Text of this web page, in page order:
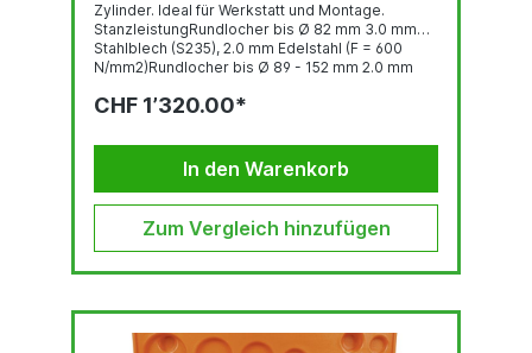
Zylinder. Ideal für Werkstatt und Montage.
StanzleistungRundlocher bis Ø 82 mm 3.0 mm
Stahlblech (S235), 2.0 mm Edelstahl (F = 600
N/mm2)Rundlocher bis Ø 89 - 152 mm 2.0 mm
N/mm2)Quadratlocher bis 68 x 68 mm 3.0 mm
N/mm2)Quadratlocher bis 92 x 92 2.0 mm
Stahlblech (S235), 1.5 mm Edelstahl (F = 600
N/mm2)Stanzkraft: 75 kNBetriebsdruck...
CHF 1’320.00*
In den Warenkorb
Zum Vergleich hinzufügen